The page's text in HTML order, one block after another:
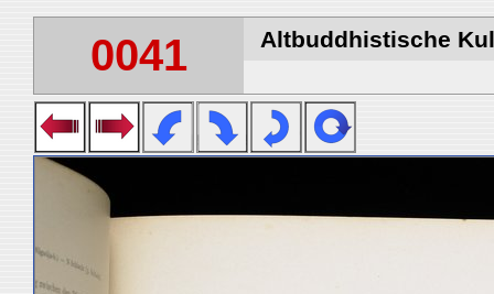
0041 Altbuddhistische